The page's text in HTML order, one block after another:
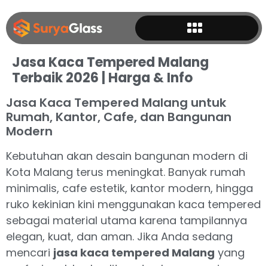
Jasa Kaca Tempered Malang
Terbaik 2026 | Harga & Info
Jasa Kaca Tempered Malang untuk
Rumah, Kantor, Cafe, dan Bangunan
Modern
Kebutuhan akan desain bangunan modern di
Kota Malang terus meningkat. Banyak rumah
minimalis, cafe estetik, kantor modern, hingga
ruko kekinian kini menggunakan kaca tempered
sebagai material utama karena tampilannya
elegan, kuat, dan aman. Jika Anda sedang
mencari jasa kaca tempered Malang yang